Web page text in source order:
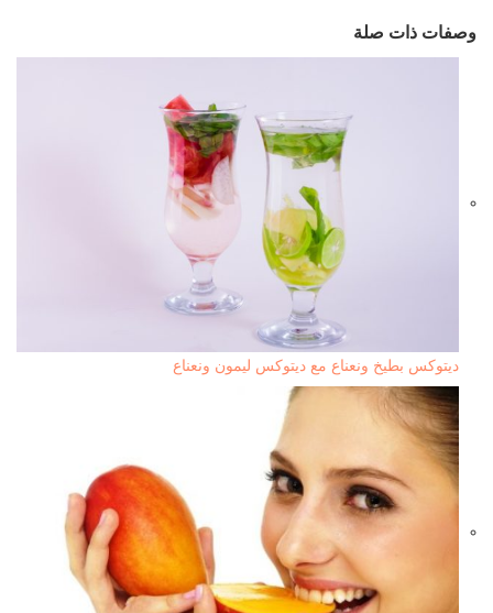
وصفات ذات صلة
ديتوكس بطيخ ونعناع مع ديتوكس ليمون ونعناع